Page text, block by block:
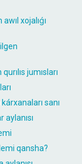
xojalıǵı
jumısları
sanı
aylanısı
qansha?